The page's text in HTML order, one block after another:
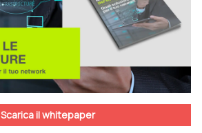
Scarica il whitepaper